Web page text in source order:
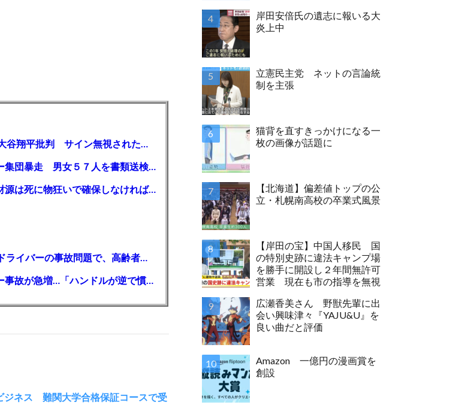
【MLB】「大谷は謙虚ではない」少女が全米生中継で突然の大谷翔平批判 サイン無視された過去明かす
【千葉】「みんなで走れて楽しかった」 バイクでバースデー集団暴走 男女５７人を書類送検 SNSで参加者募る
ガソリン減税、１兆円の財源必要 石破首相・立憲野田氏「財源は死に物狂いで確保しなければならない」「本当に死に物狂いで」
【芸能】高橋真麻「80代で免許を全員取り消しに！」 高齢ドライバーの事故問題で、高齢者の運転免許取り消し法を提案
【🗻】「富士山きれいに撮りたい」外国人観光客のレンタカー事故が急増…「ハンドルが逆で慣れず」、道の狭さも
ジネス 難関大学合格保証コースで受
岸田安倍氏の遺志に報いる大
炎上中
立憲民主党 ネットの言論統
制を主張
猫背を直すきっかけになる一
枚の画像が話題に
【北海道】偏差値トップの公
立・札幌南高校の卒業式風景
【岸田の宝】中国人移民 国
の特別史跡に違法キャンプ場
を勝手に開設し２年間無許可
営業 現在も市の指導を無視
広瀬香美さん 野獣先輩に出
会い興味津々『YAJU&U』を
良い曲だと評価
Amazon 一億円の漫画賞を
創設